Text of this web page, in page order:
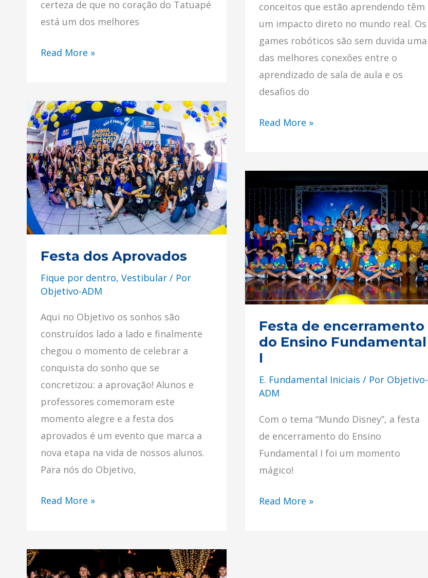
certeza de que no coração do Tatuapé
está um dos melhores
Read More »
conceitos que estão aprendendo têm
um impacto direto no mundo real. Os
games robóticos são sem duvida uma
das melhores conexões entre o
aprendizado de sala de aula e os
desafios do
Read More »
Festa dos Aprovados
Fique por dentro, Vestibular / Por
Objetivo-ADM
Aqui no Objetivo os sonhos são
construídos lado a lado e finalmente
chegou o momento de celebrar a
conquista do sonho que se
concretizou: a aprovação! Alunos e
professores comemoram este
momento alegre e a festa dos
aprovados é um evento que marca a
nova etapa na vida de nossos alunos.
Para nós do Objetivo,
Festa
dos
Aprovados
Read More »
Festa de encerramento
do Ensino Fundamental
I
E. Fundamental Iniciais / Por Objetivo-
ADM
Com o tema “Mundo Disney”, a festa
de encerramento do Ensino
Fundamental I foi um momento
mágico!
de
encerramento
do
Ensino
Fundamental
I
Read More »
de